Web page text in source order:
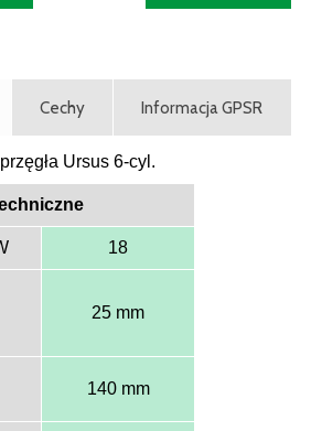
Cechy Informacja GPSR
Ursus 6-cyl.
18
25 mm
140 mm